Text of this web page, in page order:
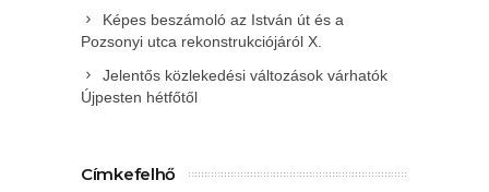
Képes beszámoló az István út és a
Pozsonyi utca rekonstrukciójáról X.
Jelentős közlekedési változások várhatók
Újpesten hétfőtől
Címkefelhő